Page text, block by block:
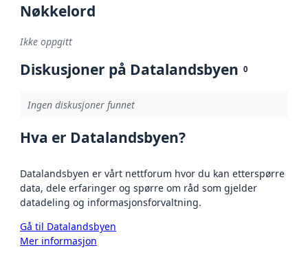
Nøkkelord
Ikke oppgitt
Diskusjoner på Datalandsbyen 0
Ingen diskusjoner funnet
Hva er Datalandsbyen?
Datalandsbyen er vårt nettforum hvor du kan etterspørre
data, dele erfaringer og spørre om råd som gjelder
datadeling og informasjonsforvaltning.
Gå til Datalandsbyen
Mer informasjon